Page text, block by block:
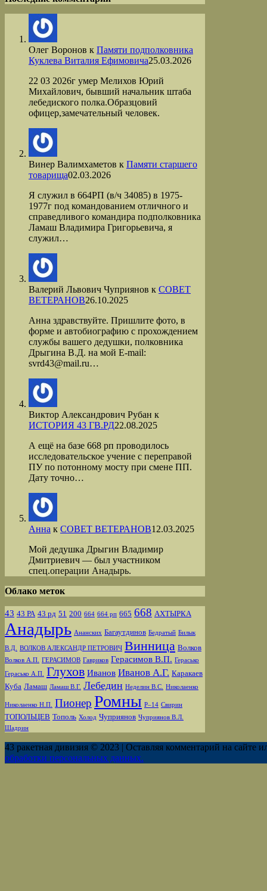
Олег Воронов к Памяти подполковника
Куклева Виталия Ефимовича25.03.2026
22 03 2026г умер Мелихов Юрий
Михайлович, бывший начальник штаба
лебедиского полка.Образцовий
офицер,замечательный человек.
Винер Валимхаметов к Памяти старшего
товарища02.03.2026
Я служил в 664РП (в/ч 34085) в 1975-
1977г под командованием отличного и
справедливого командира подполковника
Ламаш Владимира Григорьевича, я
служил…
Валерий Львович Чуприянов к СОВЕТ
ВЕТЕРАНОВ26.10.2025
Анна здравствуйте. Пришлите фото, в
форме и автобиографию с прохождением
службы вашего дедушки, полковника
Дрыгина В.Д. на мой Е-mail:
svrd43@mail.ru…
Виктор Александрович Рубан к
ИСТОРИЯ 43 ГВ.РД22.08.2025
А ещё на базе 668 рп проводилось
исследовательское учение с переправой
ПУ по потонному мосту при смене ПП.
Дату точно…
Анна к СОВЕТ ВЕТЕРАНОВ12.03.2025
Мой дедушка Дрыгин Владимир
Дмитриевич — был участником
спец.операции Анадырь.
Облако меток
43 43 РА 43 рд 51 200 664 664 рп 665 668 АХТЫРКА
Анадырь Ананских Багаутдинов Бедратый Билык
В.Д. ВОЛКОВ АЛЕКСАНДР ПЕТРОВИЧ Винница Волков
Волков А.П. ГЕРАСИМОВ Гавриков Герасимов В.П. Герасько
Герасько А.П. Глухов Иванов Иванов А.Г. Каракаев
Куба Ламаш Ламаш В.Г. Лебедин Неделин В.С. Николаенко
Николаенко Н.П. Пионер Ромны Р–14 Свирин
ТОПОЛЬЦЕВ Тополь Холод Чуприянов Чуприянов В.Л.
Шадрин
43 ракетная дивизия © 2023 | Оставляя комментарий на сайте
обработки персональных данных.